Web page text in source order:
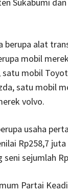
berupa alat
mobil
satu mobil
satu mobil
volvo.
usaha
Rp258,7
seni sejumlah
Partai